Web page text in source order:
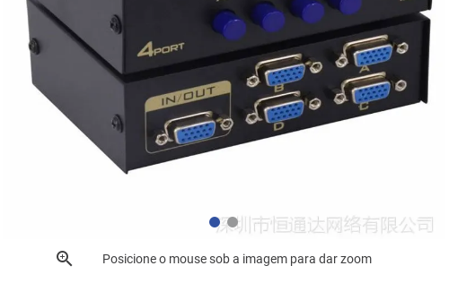
Posicione o mouse sob a imagem para dar zoom